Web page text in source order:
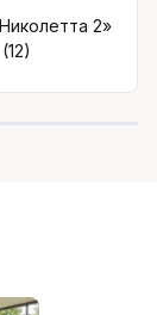
2»
(12)